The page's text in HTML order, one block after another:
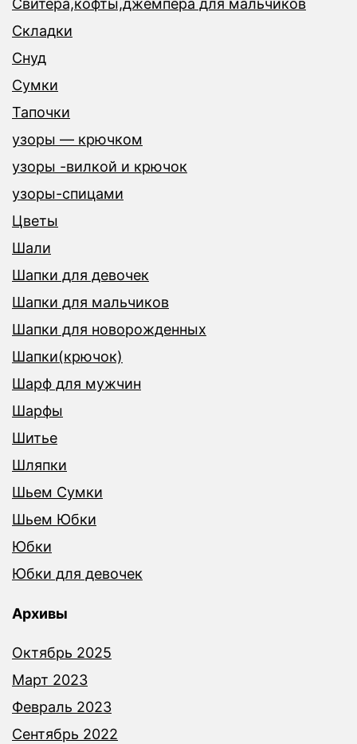
Свитера,кофты,джемпера для мальчиков
Складки
Снуд
Сумки
Тапочки
узоры — крючком
узоры -вилкой и крючок
узоры-спицами
Цветы
Шали
Шапки для девочек
Шапки для мальчиков
Шапки для новорожденных
Шапки(крючок)
Шарф для мужчин
Шарфы
Шитье
Шляпки
Шьем Сумки
Шьем Юбки
Юбки
Юбки для девочек
Архивы
Октябрь 2025
Март 2023
Февраль 2023
Сентябрь 2022